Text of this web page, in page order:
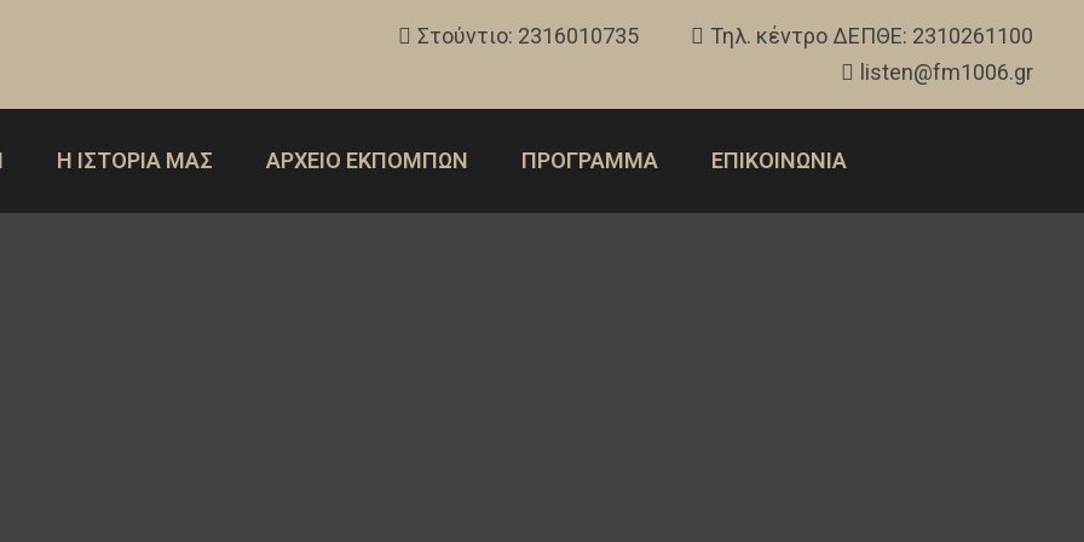
Στούντιο: 2316010735
Τηλ. κέντρο ΔΕΠΘΕ: 2310261100
listen@fm1006.gr
Η ΙΣΤΟΡΙΑ ΜΑΣ ΑΡΧΕΙΟ ΕΚΠΟΜΠΩΝ ΠΡΟΓΡΑΜΜΑ ΕΠΙΚΟΙΝΩΝΙΑ